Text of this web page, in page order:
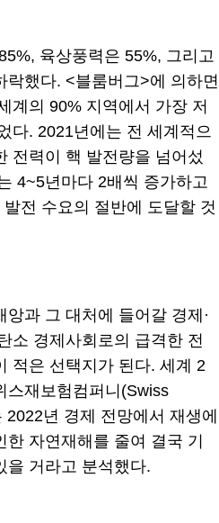
육상풍력은 55%, 그리고
락했다. <블룸버그>에 의하면
계의 90% 지역에서 가장 저
다. 2021년에는 전 세계적으
전력이 핵 발전량을 넘어섰
4~5년마다 2배씩 증가하고
전 수요의 절반에 도달할 것
과 그 대처에 들어갈 경제·
소 경제사회로의 급격한 전
적은 선택지가 된다. 세계 2
스재보험컴퍼니(Swiss
년 경제 전망에서 재생에
자연재해를 줄여 결국 기
을 거라고 분석했다.